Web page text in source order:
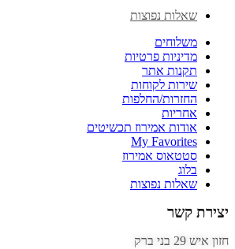
שאלות נפוצות
משלוחים
מדיניות פרטיות
תקנות אתר
שירות לקוחות
החזרות/החלפות
אחריות
אודות אמירוז תכשיטים
My Favorites
סטטאוס אמירוז
בלוג
שאלות נפוצות
יצירת קשר
חזון איש 29 בני ברק